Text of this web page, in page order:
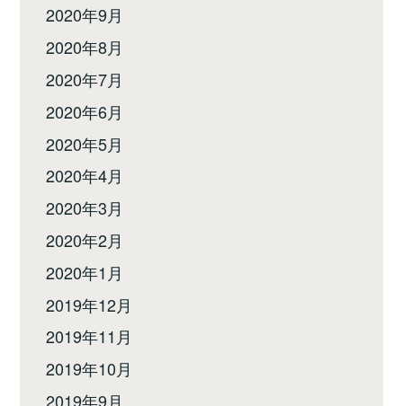
2020年9月
2020年8月
2020年7月
2020年6月
2020年5月
2020年4月
2020年3月
2020年2月
2020年1月
2019年12月
2019年11月
2019年10月
2019年9月